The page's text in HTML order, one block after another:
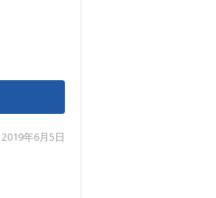
2019年6月5日